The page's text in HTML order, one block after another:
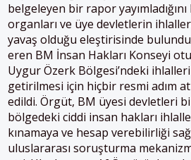
belgeleyen bir rapor
organları ve üye devletlerin
yavaş olduğu eleştirisinde
eren BM İnsan Hakları Konseyi
Uygur Özerk Bölgesi’ndeki
getirilmesi için hiçbir resmi adım
edildi. Örgüt, BM üyesi devletleri
bölgedeki ciddi insan hakları
kınamaya ve hesap verebilirliği
uluslararası soruşturma